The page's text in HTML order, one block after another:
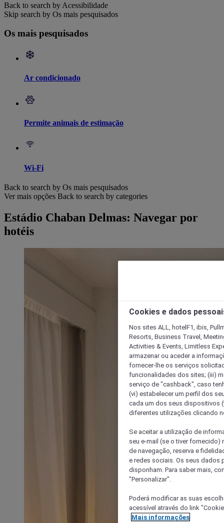
Back to search by Acessibilidade
Skip search by Os mais pesquisados
Os mais pesquisados
Ar condicionado
Permite animais de estimação
Wi-Fi
Back to search by Os mais pesquisados
Ver mais opções Back to search by categories
Estádio Chaban Delmas: Navegar por
hotéis
Cookies e dados
Nos sites ALL, hotelF1, ibis,
Resorts, Business Travel,
Activities & Events, Limitless
armazenar ou aceder a
fornecer-lhe os serviços
funcionalidades dos sites; (iii)
serviço de "cashback", caso
(vi) estabelecer um perfil dos
cada um dos seus dispositivos
diferentes utilizações clicando
Se aceitar a utilização de
seu e-mail (se o tiver
de navegação, reserva e
e redes sociais. Os seus dados
disponham. Para saber mais,
"Personalizar".
Poderá modificar as suas
acessível através do link
Mais informações